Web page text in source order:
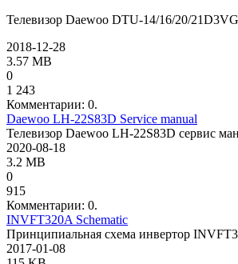
Телевизор Daewoo DTU-14/16/20/
2018-12-28
3.57 MB
0
1 243
Комментарии: 0.
Daewoo LH-22S83D Service manual
Телевизор Daewoo LH-22S83D сервис
2020-08-18
3.2 MB
0
915
Комментарии: 0.
INVFT320A Schematic
Принципиальная схема инвертор
2017-01-08